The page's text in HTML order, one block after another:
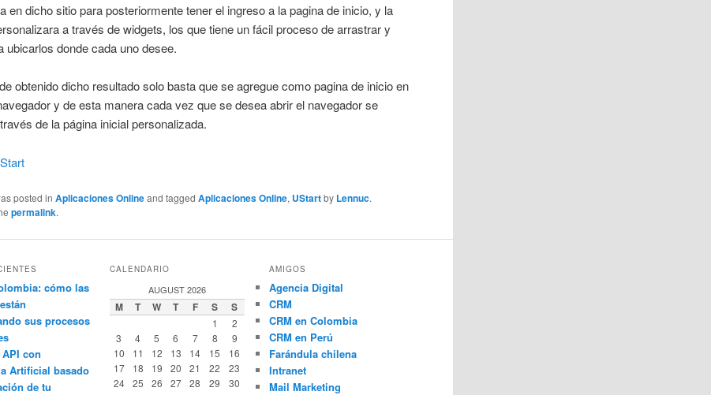
en dicho sitio para posteriormente tener el ingreso a la pagina de inicio, y la
a través de widgets, los que tiene un fácil proceso de arrastrar y
ubicarlos donde cada uno desee.
obtenido dicho resultado solo basta que se agregue como pagina de inicio en
y de esta manera cada vez que se desea abrir el navegador se
de la página inicial personalizada.
posted inAplicaciones Onlineand taggedAplicaciones Online, UStartby Lennuc.
permalink.
cómo las
sus procesos
con
Artificial basado
de tu
CALENDARIO
AUGUST 2026
M T W T F S S
1
2
3
4 5 6 7 8
9
10
11 12 13 14 15
16
17
18 19 20 21 22
23
24
25 26 27 28 29
30
AMIGOS
Agencia Digital
CRM
CRM en Colombia
CRM en Perú
Farándula chilena
Intranet
Mail Marketing